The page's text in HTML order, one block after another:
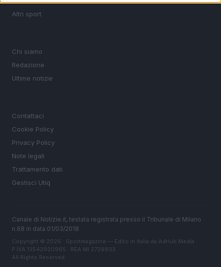
Altri sport
Chi siamo
Redazione
Ultime notizie
Contattaci
Cookie Policy
Privacy Policy
Note legali
Trattamento dati
Gestisci Utiq
Canale di Notizie.it, testata registrata presso il Tribunale di Milano
n.68 in data 01/03/2018
Copyright © 2026 · Sportmagazine — Edito in Italia da AdHub Media
P.IVA 13542920965 · REA MI 2729933
All Rights Reserved